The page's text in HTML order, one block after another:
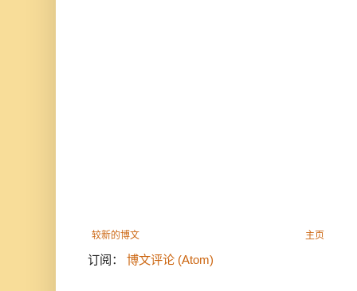
较新的博文 主页
订阅： 博文评论 (Atom)